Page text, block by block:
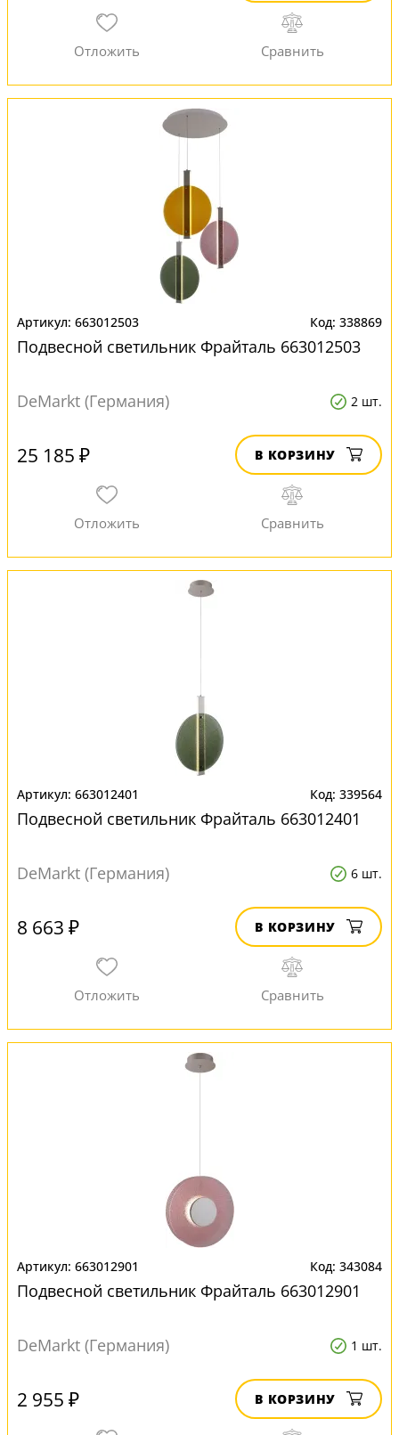
663012503 338869
Подвесной светильник Фрайталь 663012503
DeMarkt (Германия) 2 шт.
25 185 ₽ В КОРЗИНУ
663012401 339564
Подвесной светильник Фрайталь 663012401
DeMarkt (Германия) 6 шт.
8 663 ₽ В КОРЗИНУ
663012901 343084
Подвесной светильник Фрайталь 663012901
DeMarkt (Германия) 1 шт.
2 955 ₽ В КОРЗИНУ